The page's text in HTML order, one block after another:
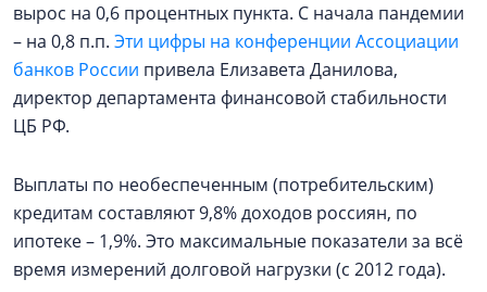
вырос на 0,6 процентных пункта. С начала пандемии
– на 0,8 п.п. Эти цифры на конференции Ассоциации
банков России привела Елизавета Данилова,
директор департамента финансовой стабильности
ЦБ РФ.
Выплаты по необеспеченным (потребительским)
кредитам составляют 9,8% доходов россиян, по
ипотеке – 1,9%. Это максимальные показатели за всё
время измерений долговой нагрузки (с 2012 года).